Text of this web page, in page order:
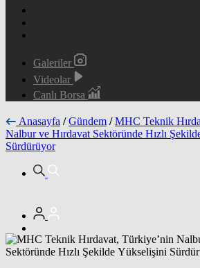
Galeriler
Videolar
Canlı Borsa
Anasayfa / Gündem / MHC Teknik
Nalbur ve Hırdavat Sektöründe Hızlı
Sürdürüyor